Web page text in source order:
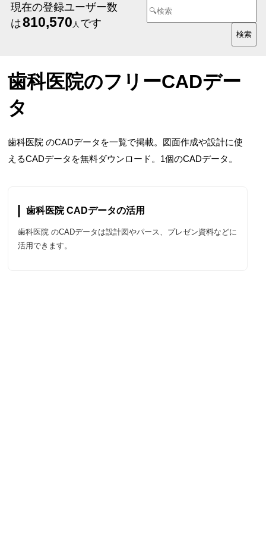
現在の登録ユーザー数
は810,570 人 です
歯科医院のフリーCADデー
タ
歯科医院 のCADデータを一覧で掲載。図面作成や設計に使
えるCADデータを無料ダウンロード。1個のCADデータ。
歯科医院 CADデータの活用
歯科医院 のCADデータは設計図やパース、プレゼン資料などに
活用できます。